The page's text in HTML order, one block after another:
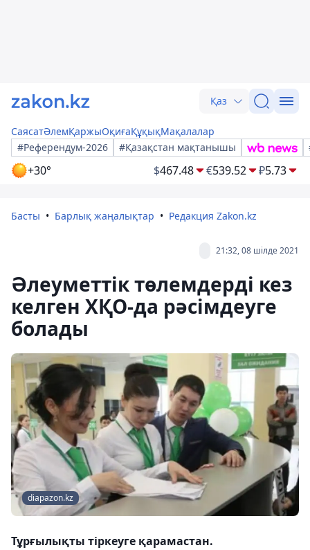
Қаз
СаясатӘлемҚаржыОқиғаҚұқықМақалалар
#Референдум-2026
#Қазақстан мақтанышы
+30° $467.48 €539.52 ₽5.73
Басты Барлық жаңалықтар Редакция Zakon.kz
21:32, 08 шілде 2021
Әлеуметтік төлемдерді кез
келген ХҚО-да рәсімдеуге
болады
diapazon.kz
Тұрғылықты тіркеуге қарамастан.